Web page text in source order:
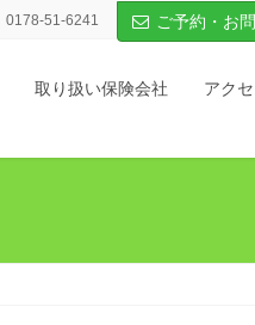
0178-51-6241 ご予約・お
取り扱い保険会社 アク